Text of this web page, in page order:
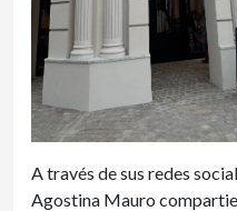
A través de sus redes
Agostina Mauro